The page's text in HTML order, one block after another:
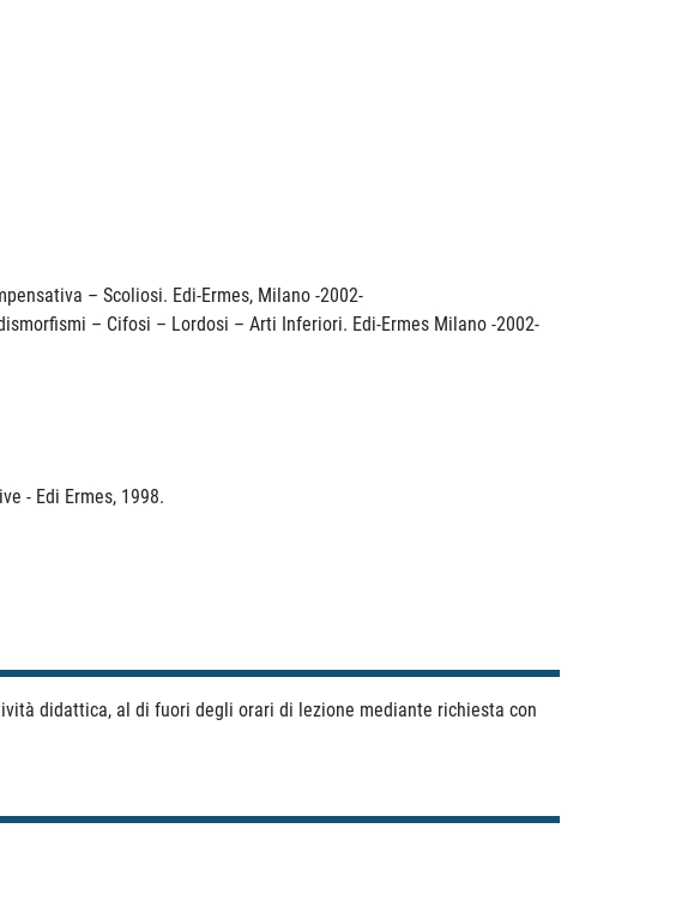
– Scoliosi. Edi-Ermes, Milano -2002-
– Cifosi – Lordosi – Arti Inferiori. Edi-Ermes Milano -2002-
- Edi Ermes, 1998.
didattica, al di fuori degli orari di lezione mediante richiesta con